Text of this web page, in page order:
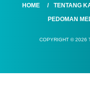
HOME TENTANG
PEDOMAN
COPYRIGHT © 2026